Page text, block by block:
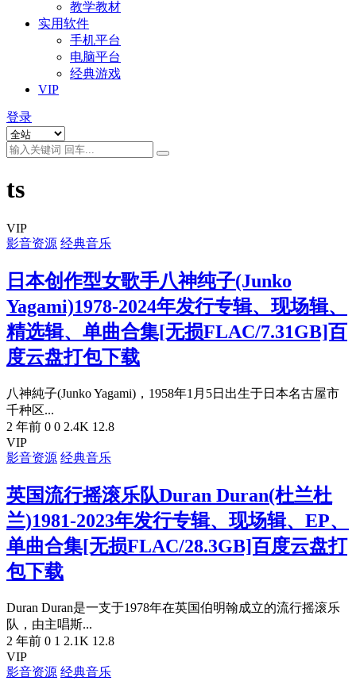
教学教材
实用软件
手机平台
电脑平台
经典游戏
VIP
登录
ts
VIP
影音资源 经典音乐
日本创作型女歌手八神纯子(Junko
Yagami)1978-2024年发行专辑、现场辑、
精选辑、单曲合集[无损FLAC/7.31GB]百
度云盘打包下载
八神純子(Junko Yagami)，1958年1月5日出生于日本名古屋市
千种区...
2 年前 0 0 2.4K 12.8
VIP
影音资源 经典音乐
英国流行摇滚乐队Duran Duran(杜兰杜
兰)1981-2023年发行专辑、现场辑、EP、
单曲合集[无损FLAC/28.3GB]百度云盘打
包下载
Duran Duran是一支于1978年在英国伯明翰成立的流行摇滚乐
队，由主唱斯...
2 年前 0 1 2.1K 12.8
VIP
影音资源 经典音乐